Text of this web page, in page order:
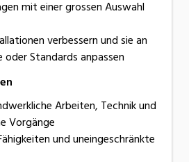
mit einer grossen Auswahl
verbessern und sie an
oder Standards anpassen
Arbeiten, Technik und
Vorgänge
und uneingeschränkte